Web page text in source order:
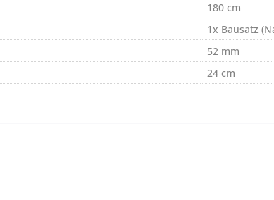
180 cm
1x Bausatz
52 mm
24 cm